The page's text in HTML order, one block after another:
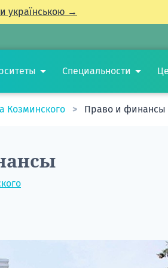
українською →
Специальности
Козминского Право и финансы